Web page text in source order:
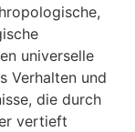
universelle
Verhalten und
die durch
vertieft